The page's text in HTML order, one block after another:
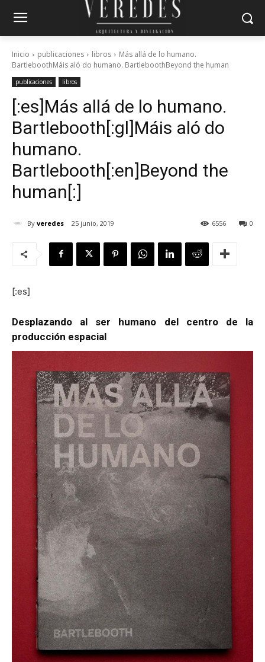
Inicio publicaciones libros
Más allá de lo humano.
BartleboothMáis aló do humano. BartleboothBeyond the human
publicaciones libros
[:es]Más allá de lo humano.
Bartlebooth[:gl]Máis aló do
humano.
Bartlebooth[:en]Beyond the
human[:]
By veredes 25 junio, 2019 0
6556
[:es]
Desplazando al ser humano del centro de la
producción espacial